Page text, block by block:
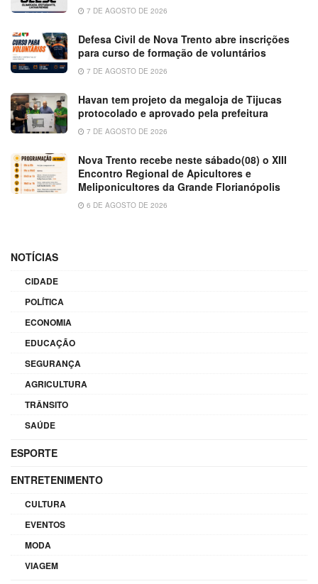
7 DE AGOSTO DE 2026
Defesa Civil de Nova Trento abre inscrições
para curso de formação de voluntários
7 DE AGOSTO DE 2026
Havan tem projeto da megaloja de Tijucas
protocolado e aprovado pela prefeitura
7 DE AGOSTO DE 2026
Nova Trento recebe neste sábado(08) o XIII
Encontro Regional de Apicultores e
Meliponicultores da Grande Florianópolis
6 DE AGOSTO DE 2026
NOTÍCIAS
CIDADE
POLÍTICA
ECONOMIA
EDUCAÇÃO
SEGURANÇA
AGRICULTURA
TRÂNSITO
SAÚDE
ESPORTE
ENTRETENIMENTO
CULTURA
EVENTOS
MODA
VIAGEM